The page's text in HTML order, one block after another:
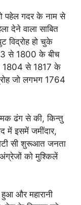
पहेल गदर के नाम से
देने वाला साबित
विद्रोह हो चुके
से 1800 के बीच
1804 से 1817 के
जो लगभग 1764
ढंग से की, किन्तु
में इसमें जमींदार,
सी शुरूआत जनता
को मुश्किलें
और महारानी